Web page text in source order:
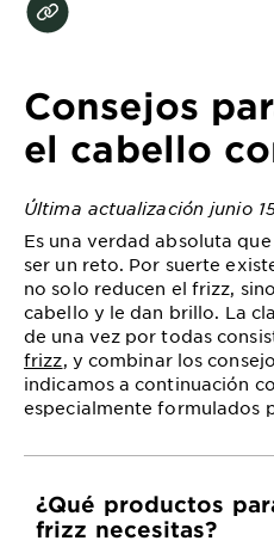
EXPLORE
Garnier
Key
Ingredients
Greener
Beauty
Garnier
Offers
Cruelty
Free
Consejos
el cabello
Última actualización junio
Es una verdad absoluta
ser un reto. Por suerte
no solo reducen el frizz,
cabello y le dan brillo. La
de una vez por todas
frizz, y combinar los
indicamos a continuación
especialmente formulados
¿Qué productos
frizz necesitas?